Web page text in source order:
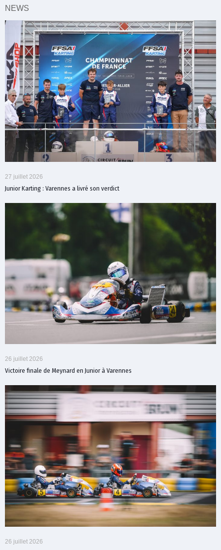
NEWS
27 juillet 2026
Junior Karting : Varennes a livré son verdict
26 juillet 2026
Victoire finale de Meynard en Junior à Varennes
26 juillet 2026